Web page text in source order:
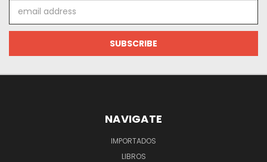
Address
NAVIGATE
IMPORTADOS
LIBROS